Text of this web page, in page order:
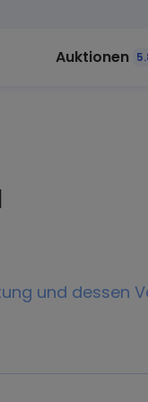
Auktionen
und dessen